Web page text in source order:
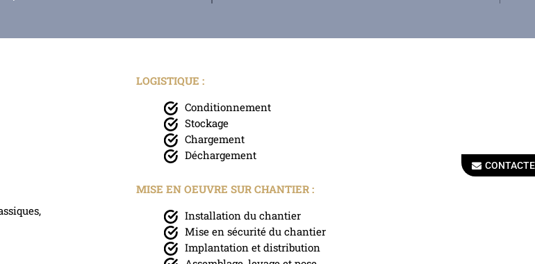
LOGISTIQUE :
Conditionnement
Stockage
Chargement
Déchargement
MISE EN OEUVRE SUR CHANTIER :
Installation du chantier
Mise en sécurité du chantier
Implantation et distribution